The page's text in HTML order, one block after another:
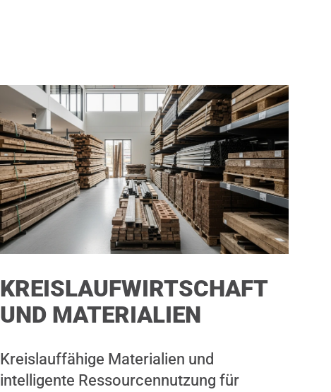
KREISLAUFWIRTSCHAFT
UND MATERIALIEN
Kreislauffähige Materialien und
intelligente Ressourcennutzung für